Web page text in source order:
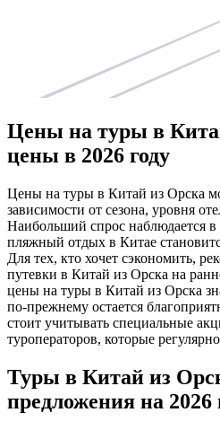
Цены на туры в
цены в 2026 году
Цены на туры в Китай из Орска
зависимости от сезона, уровня
Наибольший спрос наблюдается в
пляжный отдых в Китае
Для тех, кто хочет сэкономить,
путевки в Китай из Орска на
цены на туры в Китай из Орска
по-прежнему остается
стоит учитывать специальные
туроператоров, которые
Туры в Китай из
предложения на 2026